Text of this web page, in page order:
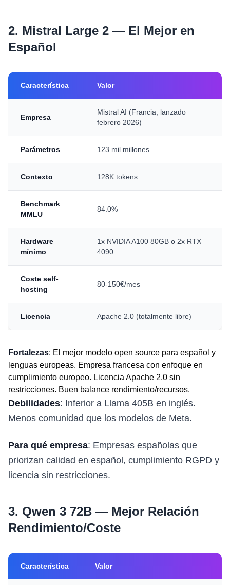
2. Mistral Large 2 — El Mejor en
Español
Característica Valor
Empresa
Mistral AI (Francia, lanzado
febrero 2026)
Parámetros 123 mil millones
Contexto 128K tokens
Benchmark
MMLU
84.0%
Hardware
mínimo
1x NVIDIA A100 80GB o 2x RTX
4090
Coste self-
hosting
80-150€/mes
Licencia Apache 2.0 (totalmente libre)
Fortalezas: El mejor modelo open source para español y
lenguas europeas. Empresa francesa con enfoque en
cumplimiento europeo. Licencia Apache 2.0 sin
restricciones. Buen balance rendimiento/recursos.
Debilidades: Inferior a Llama 405B en inglés.
Menos comunidad que los modelos de Meta.
Para qué empresa: Empresas españolas que
priorizan calidad en español, cumplimiento RGPD y
licencia sin restricciones.
3. Qwen 3 72B — Mejor Relación
Rendimiento/Coste
Característica Valor